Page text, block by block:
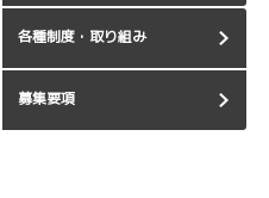
各種制度・取り組み
募集要項